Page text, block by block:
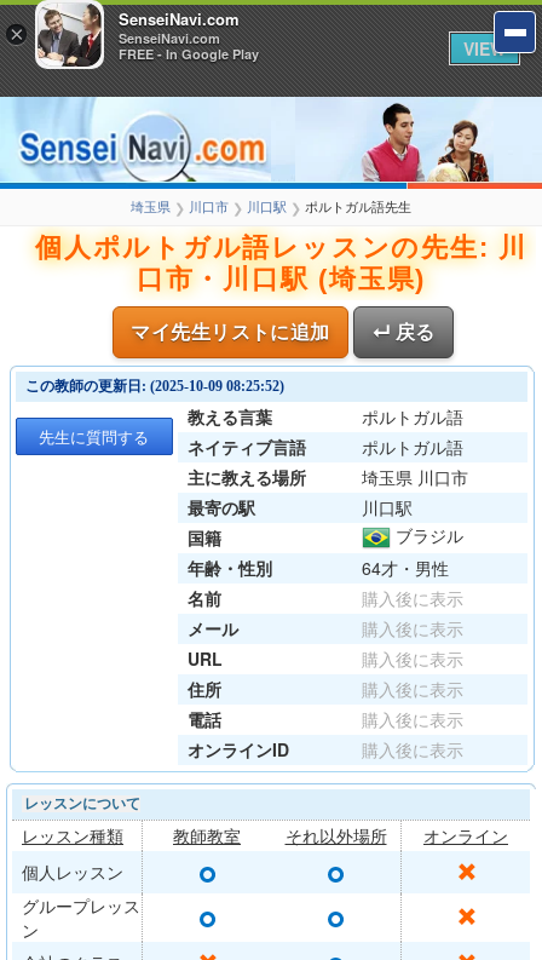
埼玉県 ❯ 川口市 ❯ 川口駅 ❯ ポルトガル語先生
個人ポルトガル語レッスンの先生: 川
口市・川口駅 (埼玉県)
マイ先生リストに追加 ↵ 戻る
この教師の更新日: (2025-10-09 08:25:52)
先生に質問する
教える言葉
ポルトガル語
ネイティブ言語
ポルトガル語
主に教える場所
埼玉県 川口市
最寄の駅
川口駅
国籍
ブラジル
年齢・性別
64才・男性
名前
購入後に表示
メール
購入後に表示
URL
購入後に表示
住所
購入後に表示
電話
購入後に表示
オンラインID
購入後に表示
レッスンについて
レッスン種類 教師教室 それ以外場所
オンライン
個人レッスン
○ ○ ✕
グループレッス
ン
○ ○ ✕
×
SenseiNavi.com
SenseiNavi.com
FREE - In Google Play
VIEW